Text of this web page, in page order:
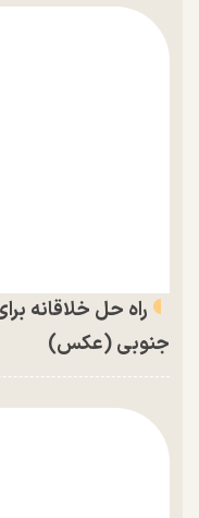
راه حل خلاقانه
جنوبی (عکس)